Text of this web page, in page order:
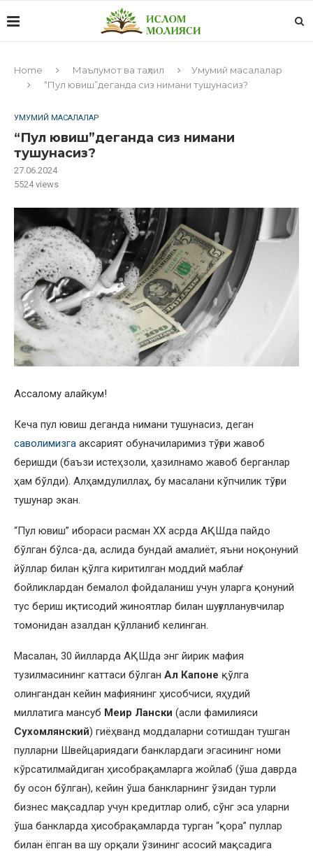
Home Маълумот ва таҳлил
Умумий масалалар
“Пул ювиш”деганда сиз нимани тушунасиз?
УМУМИЙ МАСАЛАЛАР
“Пул ювиш”деганда сиз нимани
тушунасиз?
27.06.2024
5524views
Ассалому алайкум!
Кеча пул ювиш деганда нимани тушунасиз, деган
саволимизга аксарият обуначиларимиз тўғри жавоб
беришди (баъзи истеҳзоли, ҳазилнамо жавоб берганлар
ҳам бўлди). Алҳамдулиллаҳ, бу масалани кўпчилик тўғри
тушунар экан.
“Пул ювиш” ибораси расман XX асрда АҚШда пайдо
бўлган бўлса-да, аслида бундай амалиёт, яъни ноқонуний
йўллар билан қўлга киритилган моддий маблағ/
бойликлардан бемалол фойдаланиш учун уларга қонуний
тус бериш иқтисодий жиноятлар билан шуғулланувчилар
томонидан азалдан қўлланиб келинган.
Масалан, 30 йилларда АҚШда энг йирик мафия
тузилмасининг каттаси бўлган Ал Капоне қўлга
олингандан кейин мафиянинг ҳисобчиси, яҳудий
миллатига мансуб Меир Лански (асли фамилияси
Сухомлянский) гиёҳванд моддаларни сотишдан тушган
пулларни Швейцариядаги банклардаги эгасининг номи
кўрсатилмайдиган ҳисобрақамларга жойлаб (ўша даврда
бу осон бўлган), кейин ўша банкларнинг ўзидан турли
бизнес мақсадлар учун кредитлар олиб, сўнг эса уларни
ўша банкларда ҳисобрақамларда турган “қора” пуллар
билан ёпган ва шу орқали ўзининг асосий мақсадига